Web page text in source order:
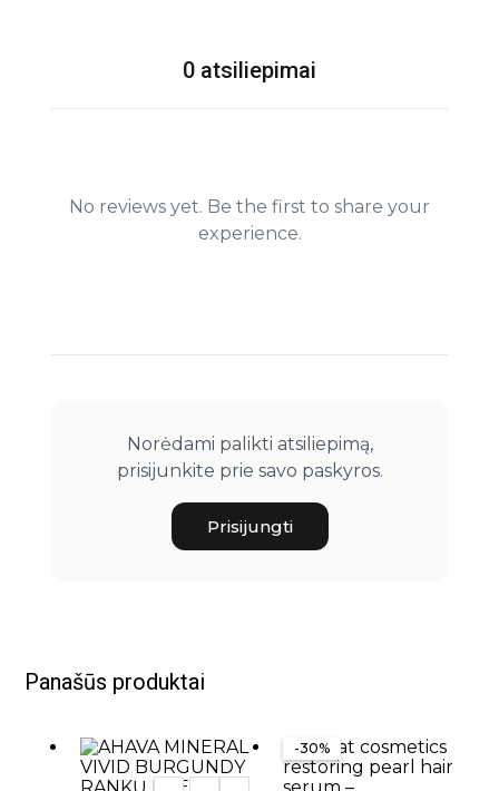
0 atsiliepimai
No reviews yet. Be the first to share your
experience.
Norėdami palikti atsiliepimą,
prisijunkite prie savo paskyros.
Prisijungti
Panašūs produktai
-30%